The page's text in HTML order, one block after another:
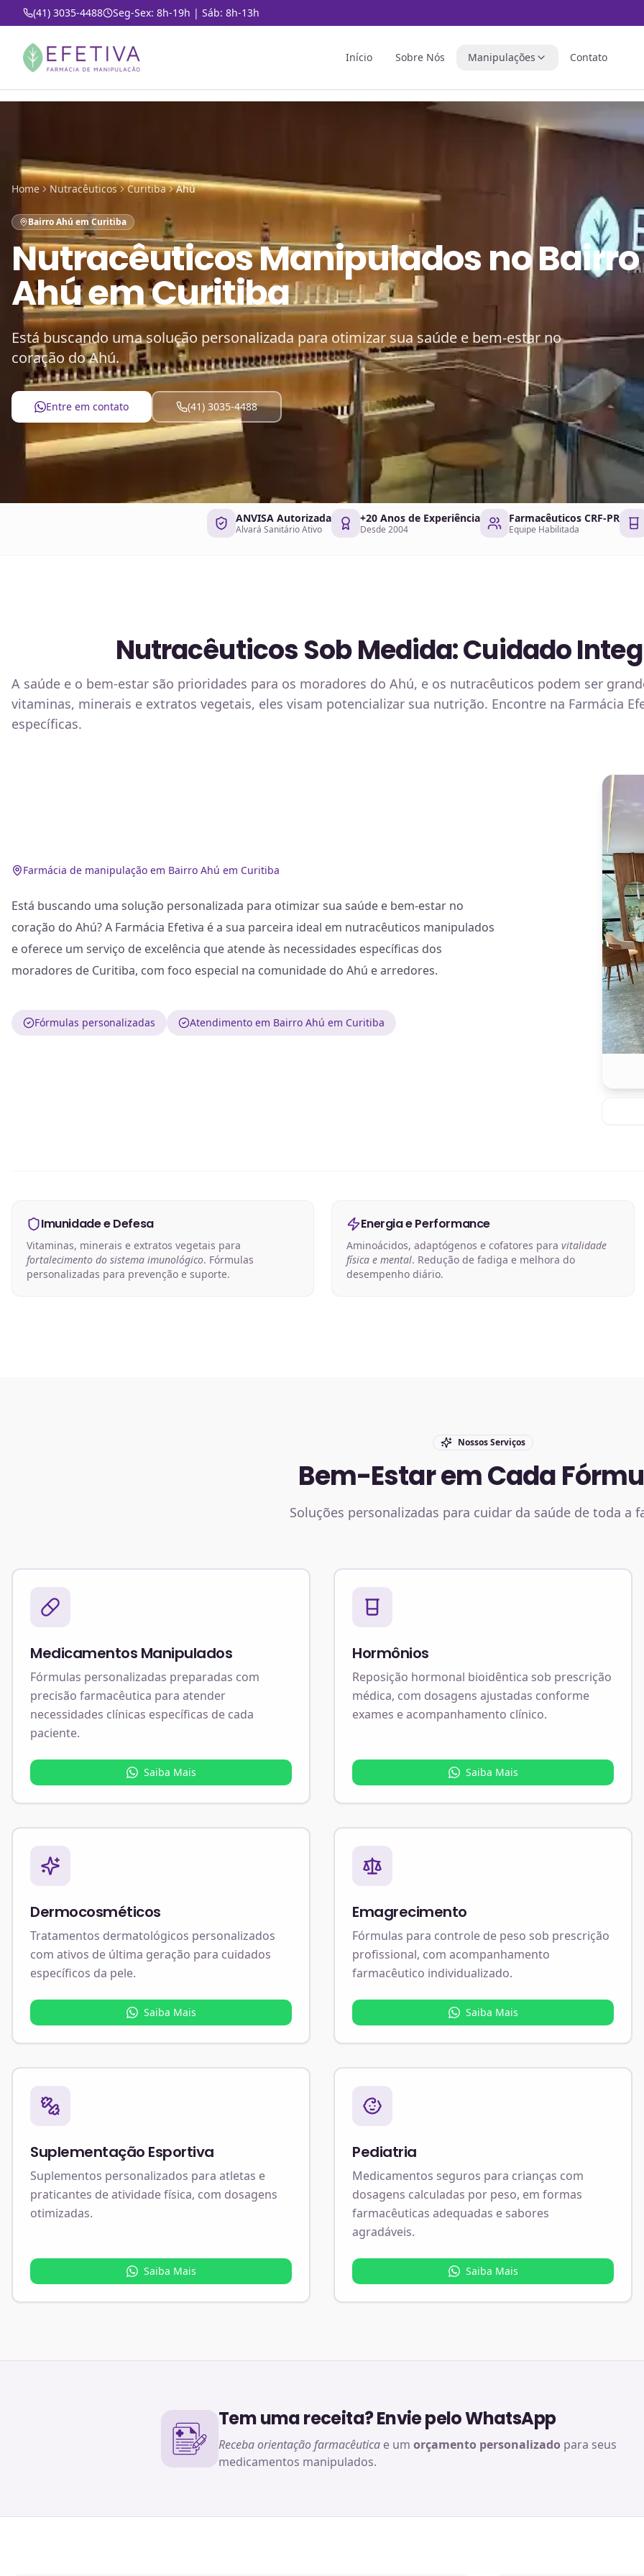
(41) 3035-4488 Seg-Sex: 8h-19h | Sáb: 8h-13h
Início Sobre Nós Manipulações Contato
Home Nutracêuticos Curitiba Ahú
Bairro Ahú em Curitiba
Nutracêuticos ManipuladosnoBairro
Ahú em Curitiba
Está buscando uma solução personalizada para otimizar sua saúde e bem-estar no
coração do Ahú.
Entre em contato (41) 3035-4488
ANVISA Autorizada
Alvará Sanitário Ativo
+20 Anos de Experiência
Desde 2004
Farmacêuticos CRF-PR
Equipe Habilitada
Nutracêuticos Sob Medida: Cuidado
A saúde e o bem-estar são prioridades para os moradores do Ahú, e os nutracêuticos podem ser
vitaminas, minerais e extratos vegetais, eles visam potencializar sua nutrição. Encontre na Farmácia
específicas.
Farmácia de manipulação em Bairro Ahú em Curitiba
Está buscando uma solução personalizada para otimizar sua saúde e bem-estar no
coração do Ahú? A Farmácia Efetiva é a sua parceira ideal em nutracêuticos manipulados
e oferece um serviço de excelência que atende às necessidades específicas dos
moradores de Curitiba, com foco especial na comunidade do Ahú e arredores.
Fórmulas personalizadas Atendimento em Bairro Ahú em Curitiba
Imunidade e Defesa
Vitaminas, minerais e extratos vegetais para
fortalecimento do sistema imunológico. Fórmulas
personalizadas para prevenção e suporte.
Energia e Performance
Aminoácidos, adaptógenos e cofatores paravitalidade
física e mental. Redução de fadiga e melhora do
desempenho diário.
Nossos Serviços
Bem-Estar em Cada
Soluções personalizadas para cuidar da saúde de toda a
Medicamentos Manipulados
Fórmulas personalizadas preparadas com
precisão farmacêutica para atender
necessidades clínicas específicas de cada
paciente.
Saiba Mais
Hormônios
Reposição hormonal bioidêntica sob prescrição
médica, com dosagens ajustadas conforme
exames e acompanhamento clínico.
Saiba Mais
Dermocosméticos
Tratamentos dermatológicos personalizados
com ativos de última geração para cuidados
específicos da pele.
Saiba Mais
Emagrecimento
Fórmulas para controle de peso sob prescrição
profissional, com acompanhamento
farmacêutico individualizado.
Saiba Mais
Suplementação Esportiva
Suplementos personalizados para atletas e
praticantes de atividade física, com dosagens
otimizadas.
Saiba Mais
Pediatria
Medicamentos seguros para crianças com
dosagens calculadas por peso, em formas
farmacêuticas adequadas e sabores
agradáveis.
Saiba Mais
Tem uma receita? Envie pelo WhatsApp
Receba orientação farmacêutica e um orçamento personalizado para seus
medicamentos manipulados.